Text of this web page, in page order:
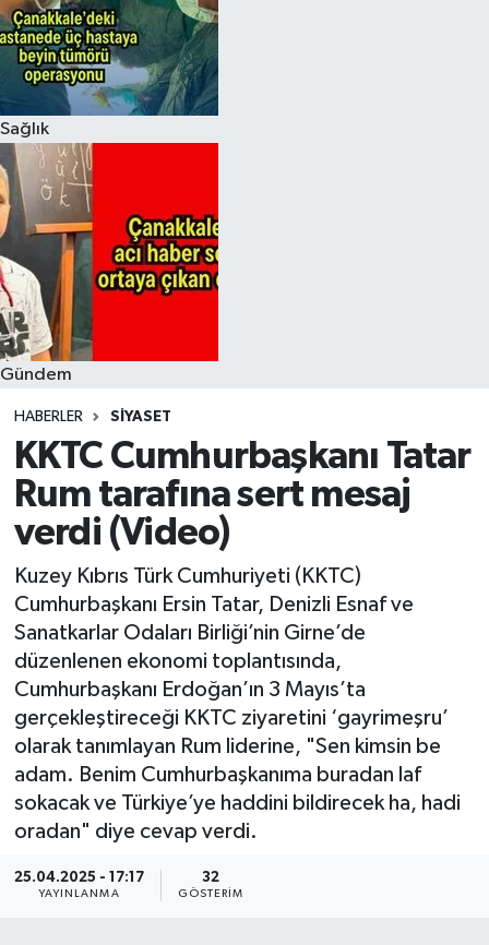
Sağlık
Gündem
HABERLER SIYASET
KKTC Cumhurbaşkanı Tatar
Rum tarafına sert mesaj
verdi (Video)
Kuzey Kıbrıs Türk Cumhuriyeti (KKTC)
Cumhurbaşkanı Ersin Tatar, Denizli Esnaf ve
Sanatkarlar Odaları Birliği’nin Girne’de
düzenlenen ekonomi toplantısında,
Cumhurbaşkanı Erdoğan’ın 3 Mayıs’ta
gerçekleştireceği KKTC ziyaretini ‘gayrimeşru’
olarak tanımlayan Rum liderine, "Sen kimsin be
adam. Benim Cumhurbaşkanıma buradan laf
sokacak ve Türkiye’ye haddini bildirecek ha, hadi
oradan" diye cevap verdi.
25.04.2025 - 17:17
YAYINLANMA
32
GÖSTERIM